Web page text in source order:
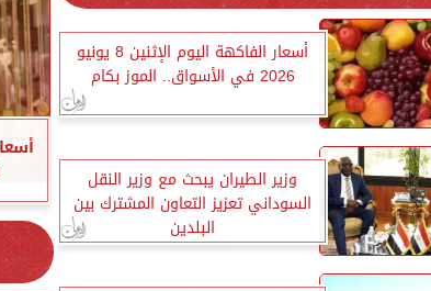
أسعار الفاكهة اليوم الإثنين 8 يونيو
2026 في الأسواق.. الموز بكام
وزير الطيران يبحث مع وزير النقل
السوداني تعزيز التعاون المشترك بين
البلدين